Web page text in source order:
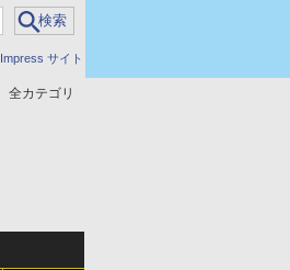
Impress サイト
全カテゴリ